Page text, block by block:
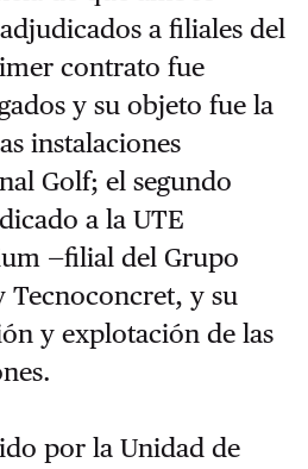
a filiales del
contrato fue
y su objeto fue la
instalaciones
Golf; el segundo
a la UTE
—filial del Grupo
Tecnoconcret, y su
y explotación de las
por la Unidad de